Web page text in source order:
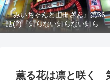
『みいちゃんと山田さん』第36
話(2)『知らない知らない知らな
い』最新話 ネタバレ 犯人確
薫る花は凛と咲く